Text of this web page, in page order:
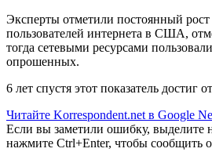
Эксперты отметили постоянный рост
пользователей интернета в США,
тогда сетевыми ресурсами
опрошенных.
6 лет спустя этот показатель достиг
Читайте Korrespondent.net в Google
Если вы заметили ошибку, выделите
нажмите Ctrl+Enter, чтобы сообщить